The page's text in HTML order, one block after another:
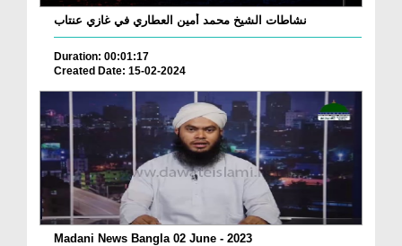
نشاطات الشيخ محمد أمين العطاري في غازي عنتاب
Duration: 00:01:17
Created Date: 15-02-2024
Madani News Bangla 02 June - 2023